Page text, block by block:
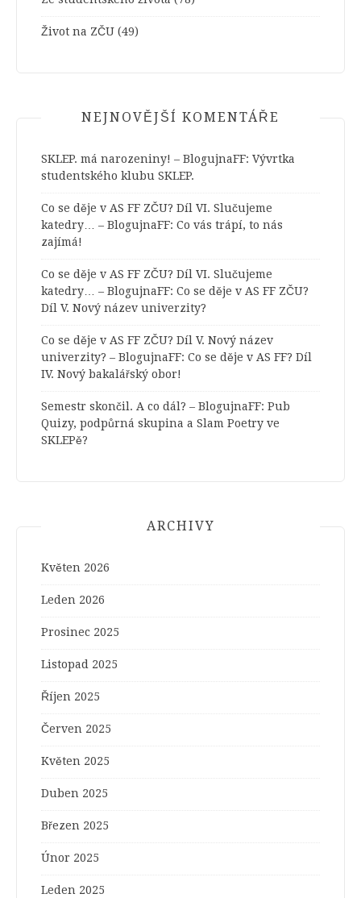
Život na ZČU (49)
NEJNOVĚJŠÍ KOMENTÁŘE
SKLEP. má narozeniny! – BlogujnaFF: Vývrtka
studentského klubu SKLEP.
Co se děje v AS FF ZČU? Díl VI. Slučujeme
katedry… – BlogujnaFF: Co vás trápí, to nás
zajímá!
Co se děje v AS FF ZČU? Díl VI. Slučujeme
katedry… – BlogujnaFF: Co se děje v AS FF ZČU?
Díl V. Nový název univerzity?
Co se děje v AS FF ZČU? Díl V. Nový název
univerzity? – BlogujnaFF: Co se děje v AS FF? Díl
IV. Nový bakalářský obor!
Semestr skončil. A co dál? – BlogujnaFF: Pub
Quizy, podpůrná skupina a Slam Poetry ve
SKLEPě?
ARCHIVY
Květen 2026
Leden 2026
Prosinec 2025
Listopad 2025
Říjen 2025
Červen 2025
Květen 2025
Duben 2025
Březen 2025
Únor 2025
Leden 2025